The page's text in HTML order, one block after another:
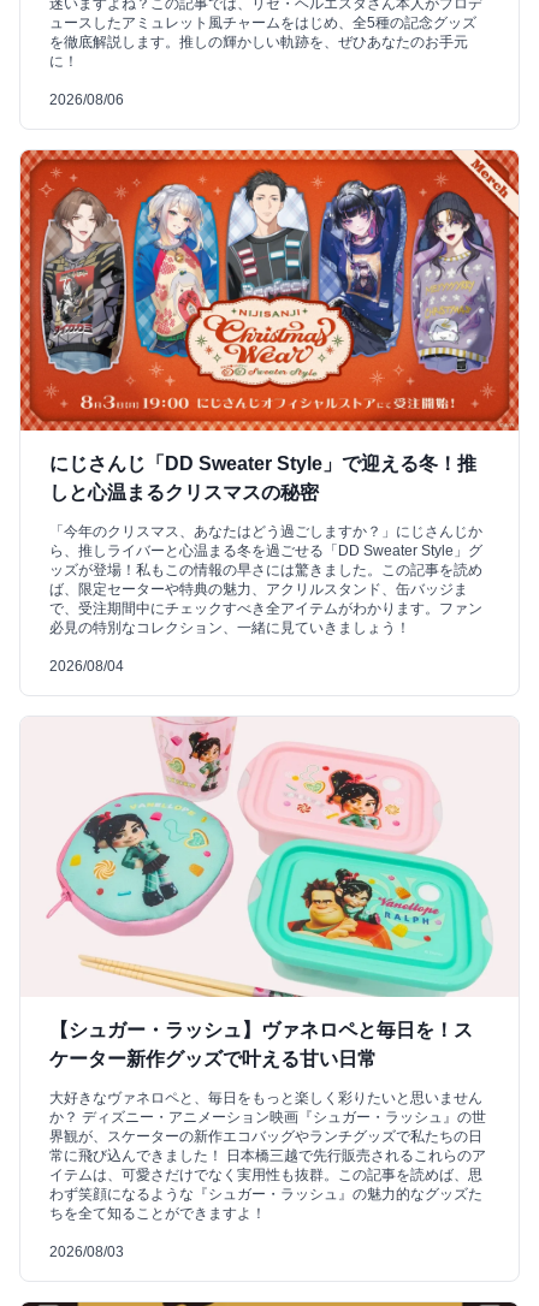
迷いますよね？この記事では、リゼ・ヘルエスタさん本人がプロデ
ュースしたアミュレット風チャームをはじめ、全5種の記念グッズ
を徹底解説します。推しの輝かしい軌跡を、ぜひあなたのお手元
に！
2026/08/06
にじさんじ「DD Sweater Style」で迎える冬！推
しと心温まるクリスマスの秘密
「今年のクリスマス、あなたはどう過ごしますか？」にじさんじか
ら、推しライバーと心温まる冬を過ごせる「DD Sweater Style」グ
ッズが登場！私もこの情報の早さには驚きました。この記事を読め
ば、限定セーターや特典の魅力、アクリルスタンド、缶バッジま
で、受注期間中にチェックすべき全アイテムがわかります。ファン
必見の特別なコレクション、一緒に見ていきましょう！
2026/08/04
【シュガー・ラッシュ】ヴァネロペと毎日を！ス
ケーター新作グッズで叶える甘い日常
大好きなヴァネロペと、毎日をもっと楽しく彩りたいと思いません
か？ ディズニー・アニメーション映画『シュガー・ラッシュ』の世
界観が、スケーターの新作エコバッグやランチグッズで私たちの日
常に飛び込んできました！ 日本橋三越で先行販売されるこれらのア
イテムは、可愛さだけでなく実用性も抜群。この記事を読めば、思
わず笑顔になるような『シュガー・ラッシュ』の魅力的なグッズた
ちを全て知ることができますよ！
2026/08/03